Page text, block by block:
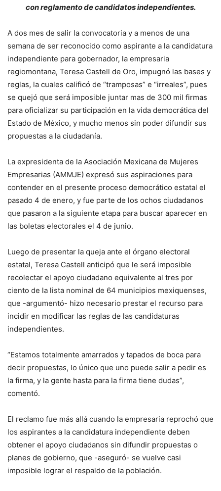
con reglamento de candidatos independientes.
A dos mes de salir la convocatoria y a menos de una
semana de ser reconocido como aspirante a la candidatura
independiente para gobernador, la empresaria
regiomontana, Teresa Castell de Oro, impugnó las bases y
reglas, la cuales calificó de “tramposas” e “irreales”, pues
se quejó que será imposible juntar mas de 300 mil firmas
para oficializar su participación en la vida democrática del
Estado de México, y mucho menos sin poder difundir sus
propuestas a la ciudadanía.
La expresidenta de la Asociación Mexicana de Mujeres
Empresarias (AMMJE) expresó sus aspiraciones para
contender en el presente proceso democrático estatal el
pasado 4 de enero, y fue parte de los ochos ciudadanos
que pasaron a la siguiente etapa para buscar aparecer en
las boletas electorales el 4 de junio.
Luego de presentar la queja ante el órgano electoral
estatal, Teresa Castell anticipó que le será imposible
recolectar el apoyo ciudadano equivalente al tres por
ciento de la lista nominal de 64 municipios mexiquenses,
que -argumentó- hizo necesario prestar el recurso para
incidir en modificar las reglas de las candidaturas
independientes.
“Estamos totalmente amarrados y tapados de boca para
decir propuestas, lo único que uno puede salir a pedir es
la firma, y la gente hasta para la firma tiene dudas”,
comentó.
El reclamo fue más allá cuando la empresaria reprochó que
los aspirantes a la candidatura independiente deben
obtener el apoyo ciudadanos sin difundir propuestas o
planes de gobierno, que -aseguró- se vuelve casi
imposible lograr el respaldo de la población.